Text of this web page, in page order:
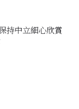
持中立細心欣賞